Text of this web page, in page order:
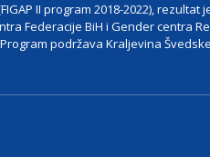
II program 2018-2022),
Federacije BiH i Gender centra
podržava Kraljevina